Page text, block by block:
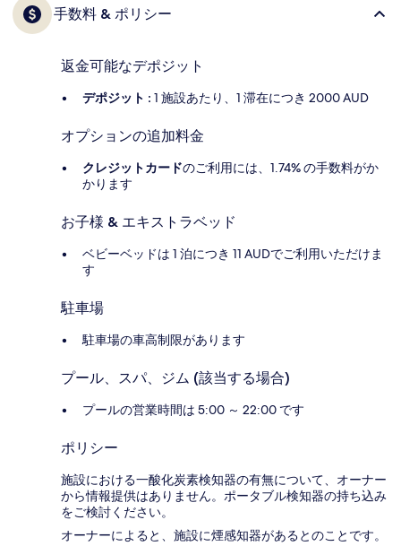
手数料 & ポリシー
返金可能なデポジット
デポジット : 1 施設あたり、1 滞在につき 2000 AUD
オプションの追加料金
クレジットカードのご利用には、1.74% の手数料がか
かります
お子様 & エキストラベッド
ベビーベッドは 1 泊につき 11 AUDでご利用いただけま
す
駐車場
駐車場の車高制限があります
プール、スパ、ジム (該当する場合)
プールの営業時間は 5:00 ～ 22:00 です
ポリシー
施設における一酸化炭素検知器の有無について、オーナー
から情報提供はありません。ポータブル検知器の持ち込み
をご検討ください。
オーナーによると、施設に煙感知器があるとのことです。